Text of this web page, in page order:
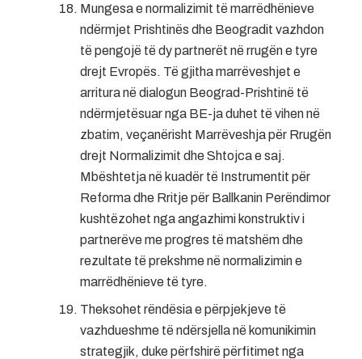
Mungesa e normalizimit të marrëdhënieve
ndërmjet Prishtinës dhe Beogradit vazhdon
të pengojë të dy partnerët në rrugën e tyre
drejt Evropës. Të gjitha marrëveshjet e
arritura në dialogun Beograd-Prishtinë të
ndërmjetësuar nga BE-ja duhet të vihen në
zbatim, veçanërisht Marrëveshja për Rrugën
drejt Normalizimit dhe Shtojca e saj.
Mbështetja në kuadër të Instrumentit për
Reforma dhe Rritje për Ballkanin Perëndimor
kushtëzohet nga angazhimi konstruktiv i
partnerëve me progres të matshëm dhe
rezultate të prekshme në normalizimin e
marrëdhënieve të tyre.
Theksohet rëndësia e përpjekjeve të
vazhdueshme të ndërsjella në komunikimin
strategjik, duke përfshirë përfitimet nga